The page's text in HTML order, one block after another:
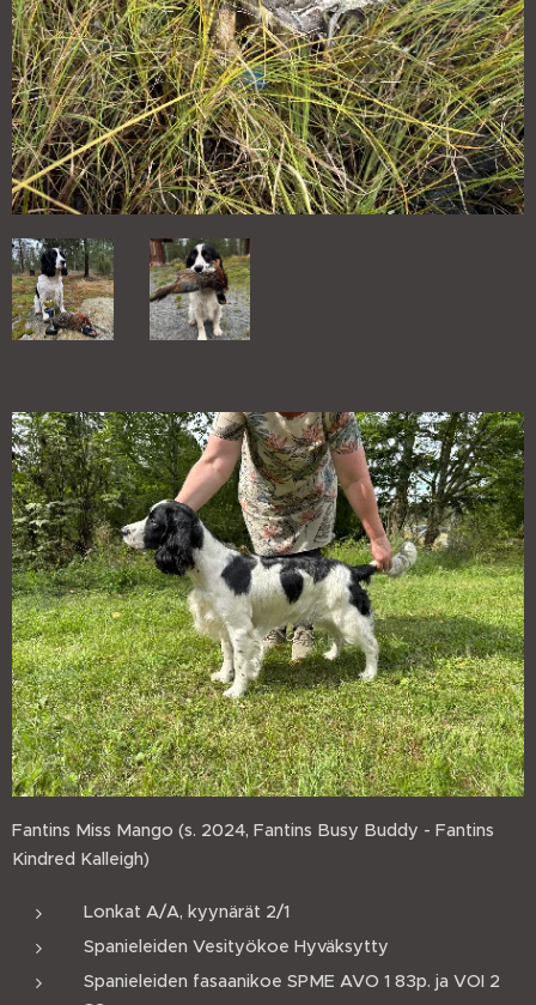
Fantins Miss Mango (s. 2024, Fantins Busy Buddy - Fantins
Kindred Kalleigh)
Lonkat A/A, kyynärät 2/1
Spanieleiden Vesityökoe Hyväksytty
Spanieleiden fasaanikoe SPME AVO 1 83p. ja VOI 2